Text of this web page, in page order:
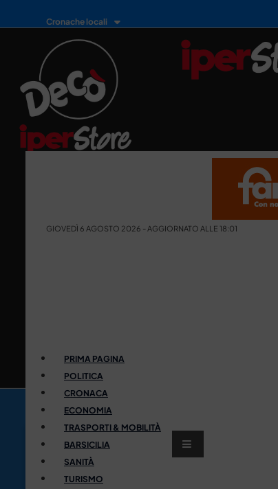
Cronache locali
GIOVEDÌ 6 AGOSTO 2026 - AGGIORNATO ALLE 18:01
PRIMA PAGINA
POLITICA
CRONACA
ECONOMIA
TRASPORTI & MOBILITÀ
BARSICILIA
SANITÀ
TURISMO